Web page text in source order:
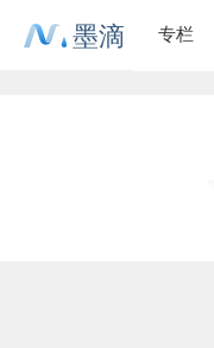
墨滴 专栏